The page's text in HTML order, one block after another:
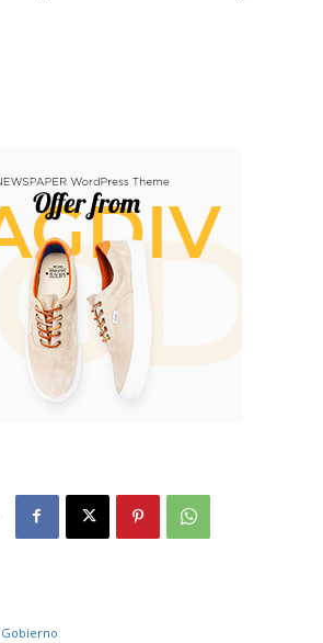
Gobierno